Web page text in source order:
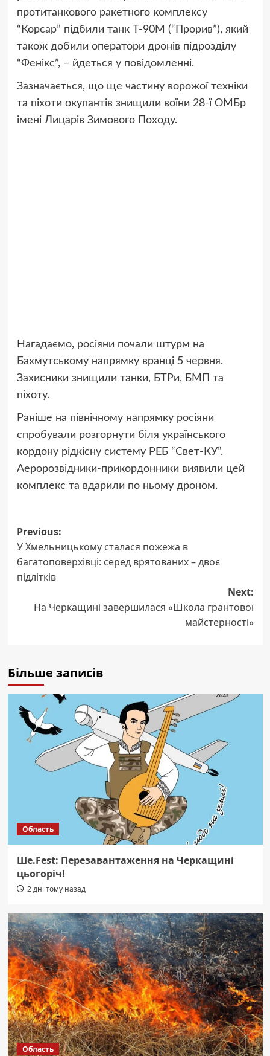
протитанкового ракетного комплексу
“Корсар” підбили танк Т-90М (“Прорив”), який
також добили оператори дронів підрозділу
“Фенікс”, – йдеться у повідомленні.
Зазначається, що ще частину ворожої техніки
та піхоти окупантів знищили воїни 28-ї ОМБр
імені Лицарів Зимового Походу.
Нагадаємо, росіяни почали штурм на
Бахмутському напрямку вранці 5 червня.
Захисники знищили танки, БТРи, БМП та
піхоту.
Раніше на північному напрямку росіяни
спробували розгорнути біля українського
кордону рідкісну систему РЕБ “Свет-КУ”.
Аеророзвідники-прикордонники виявили цей
комплекс та вдарили по ньому дроном.
Post
navigation
Previous:
У Хмельницькому сталася пожежа в
багатоповерхівці: серед врятованих – двоє
підлітків
Next:
На Черкащині завершилася «Школа грантової
майстерності»
Більше записів
Область
Ше.Fest: Перезавантаження на Черкащині
цьогоріч!
2 дні тому назад
Область